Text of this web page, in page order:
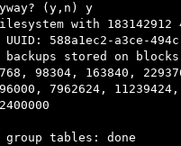
(y,n) y
with 183142912
588a1ec2-a3ce-
backups stored on
98304, 163840,
7962624,
tables: done